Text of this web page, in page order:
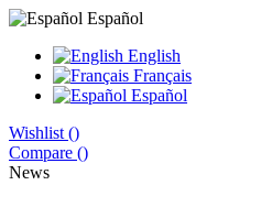
Español
English
Français
Español
Wishlist ()
Compare ()
News